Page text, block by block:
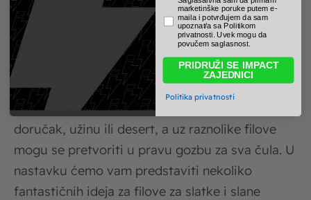
omiljeni deo vašeg jelovnika!
Ideje za fil za posne
palačinke
Ove posne poslastice mogu biti odličan izbor za
doručak, užinu ili desert, a uz raznolike filove
mogu se pretvoriti u pravu gozbu za sva čula. U
nastavku ćemo vam predstaviti nekoliko
fantastičnih ideja za filove za slatke i slane
marketinške poruke putem e-
maila i potvrđujem da sam
upoznat/a sa Politikom
privatnosti. Uvek mogu da
povučem saglasnost.
PRIDRUŽI SE IMPACT
ZAJEDNICI
Politika privatnosti